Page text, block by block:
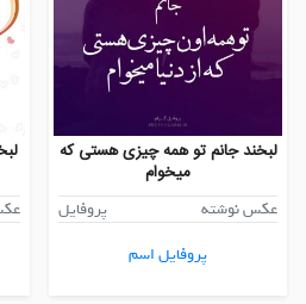
لبخند جانم تو همه چیزی هستی که
میخوام
عکس نوشته
پروفایل
پروفایل اسم